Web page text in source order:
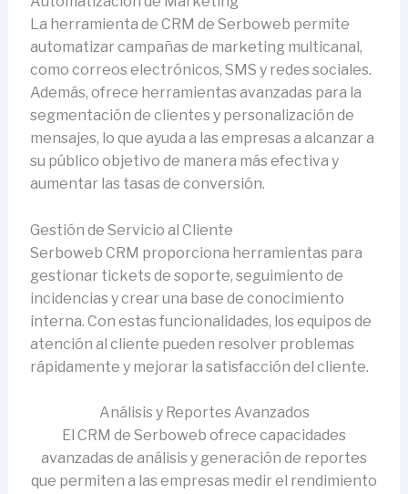
La herramienta de CRM de Serboweb permite
automatizar campañas de marketing multicanal,
como correos electrónicos, SMS y redes sociales.
Además, ofrece herramientas avanzadas para la
segmentación de clientes y personalización de
mensajes, lo que ayuda a las empresas a alcanzar a
su público objetivo de manera más efectiva y
aumentar las tasas de conversión.
Gestión de Servicio al Cliente
Serboweb CRM proporciona herramientas para
gestionar tickets de soporte, seguimiento de
incidencias y crear una base de conocimiento
interna. Con estas funcionalidades, los equipos de
atención al cliente pueden resolver problemas
rápidamente y mejorar la satisfacción del cliente.
Análisis y Reportes Avanzados
El CRM de Serboweb ofrece capacidades
avanzadas de análisis y generación de reportes
que permiten a las empresas medir el rendimiento